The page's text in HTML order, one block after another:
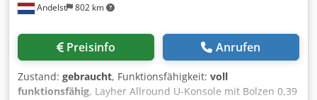
Preisgünstige Alternative zu Neuware
Andelst 802 km
Preisinfo Anrufen
Zustand: gebraucht, Funktionsfähigkeit: voll
funktionsfähig, Layher Allround U-Konsole mit Bolzen 0,39